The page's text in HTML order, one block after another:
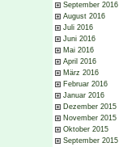
September 2016
August 2016
Juli 2016
Juni 2016
Mai 2016
April 2016
März 2016
Februar 2016
Januar 2016
Dezember 2015
November 2015
Oktober 2015
September 2015